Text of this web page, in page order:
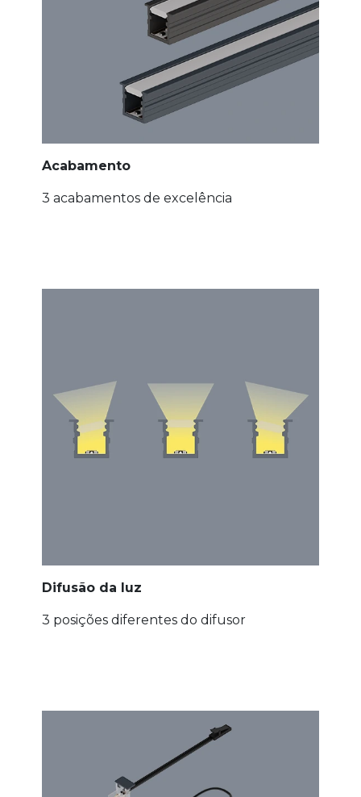
Acabamento
3 acabamentos de excelência
Difusão da luz
3 posições diferentes do difusor